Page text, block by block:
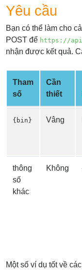
Card
from
BIN
Credit
Card
Checker
Service
What
is
Address
IP
Lookup
Yêu cầu
Bạn có thể làm cho
POST để https://
nhận được kết quả.
Tham
số
Cần
thiết
{bin} Vâng
thông
số
khác
Không
Một số ví dụ tốt về